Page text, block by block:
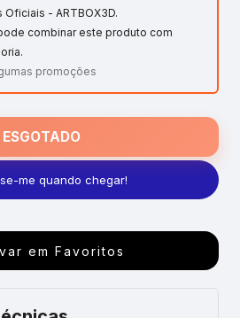
- ARTBOX3D.
combinar este produto com
promoções
me quando chegar!
em Favoritos